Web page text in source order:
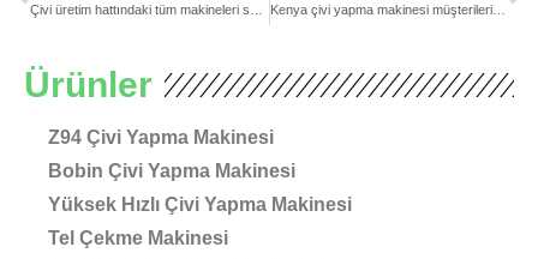
Kenya çivi yapma makinesi müşterileri ziyaret ediyor
Ürünler
Z94 Çivi Yapma Makinesi
Bobin Çivi Yapma Makinesi
Yüksek Hızlı Çivi Yapma Makinesi
Tel Çekme Makinesi